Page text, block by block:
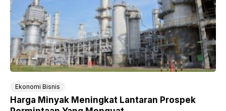
Ekonomi Bisnis
Harga Minyak Meningkat Lantaran Prospek